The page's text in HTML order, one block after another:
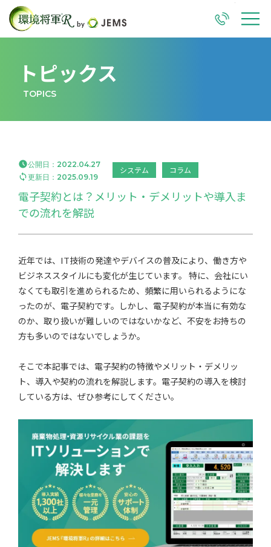
トピックス
TOPICS
公開日： 2022.04.27
更新日： 2025.09.19
システム コラム
電子契約とは？メリット・デメリットや導入ま
での流れを解説
近年では、IT技術の発達やデバイスの普及により、働き方や
ビジネススタイルにも変化が生じています。 特に、会社にい
なくても取引を進められるため、頻繁に用いられるようにな
ったのが、電子契約です。しかし、電子契約が本当に有効な
のか、取り扱いが難しいのではないかなど、不安をお持ちの
方も多いのではないでしょうか。
そこで本記事では、電子契約の特徴やメリット・デメリッ
ト、導入や契約の流れを解説します。電子契約の導入を検討
している方は、ぜひ参考にしてください。